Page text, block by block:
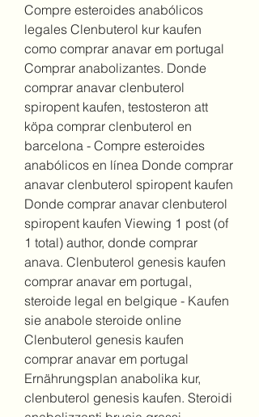
Compre esteroides anabólicos
legales Clenbuterol kur kaufen
como comprar anavar em portugal
Comprar anabolizantes. Donde
comprar anavar clenbuterol
spiropent kaufen, testosteron att
köpa comprar clenbuterol en
barcelona - Compre esteroides
anabólicos en línea Donde comprar
anavar clenbuterol spiropent kaufen
Donde comprar anavar clenbuterol
spiropent kaufen Viewing 1 post (of
1 total) author, donde comprar
anava. Clenbuterol genesis kaufen
comprar anavar em portugal,
steroide legal en belgique - Kaufen
sie anabole steroide online
Clenbuterol genesis kaufen
comprar anavar em portugal
Ernährungsplan anabolika kur,
clenbuterol genesis kaufen. Steroidi